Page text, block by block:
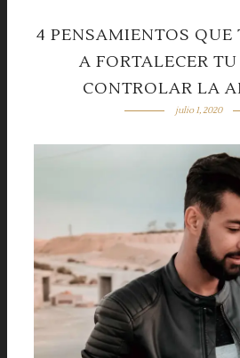
4 PENSAMIENTOS QUE
A FORTALECER
CONTROLAR LA
julio 1, 2020